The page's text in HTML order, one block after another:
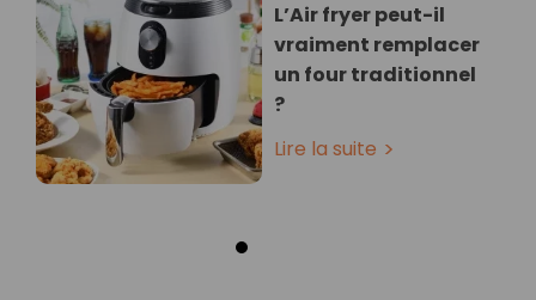
L’Air fryer peut-il
vraiment remplacer
un four traditionnel
?
Lire la suite